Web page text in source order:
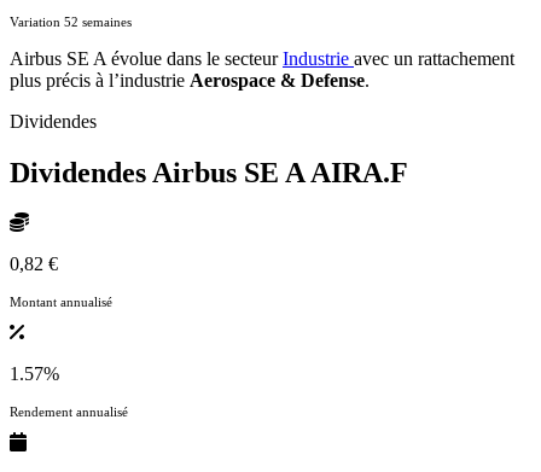
Variation 52 semaines
Airbus SE A évolue dans le secteurIndustrie avec un rattachement
plus précis à l’industrie Aerospace & Defense.
Dividendes
Dividendes Airbus SE A AIRA.F
0,82 €
Montant annualisé
1.57%
Rendement annualisé